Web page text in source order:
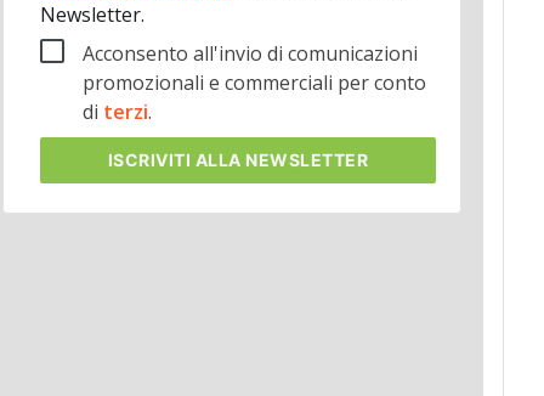
Newsletter.
Acconsento all'invio di comunicazioni
promozionali e commerciali per conto
di terzi.
ISCRIVITI ALLA NEWSLETTER